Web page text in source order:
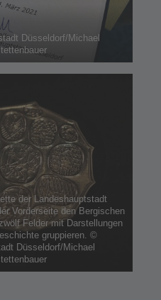
Düsseldorf/Michael
der Landeshauptstadt
Vorderseite den Bergischen
Felder mit Darstellungen
gruppieren. ©
Düsseldorf/Michael